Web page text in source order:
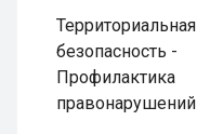
Территориальная
безопасность -
Профилактика
правонарушений